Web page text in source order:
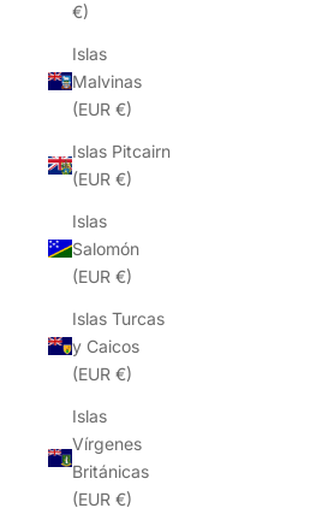
€)
Islas
Malvinas
(EUR €)
Islas Pitcairn
(EUR €)
Islas
Salomón
(EUR €)
Islas Turcas
y Caicos
(EUR €)
Islas
Vírgenes
Británicas
(EUR €)